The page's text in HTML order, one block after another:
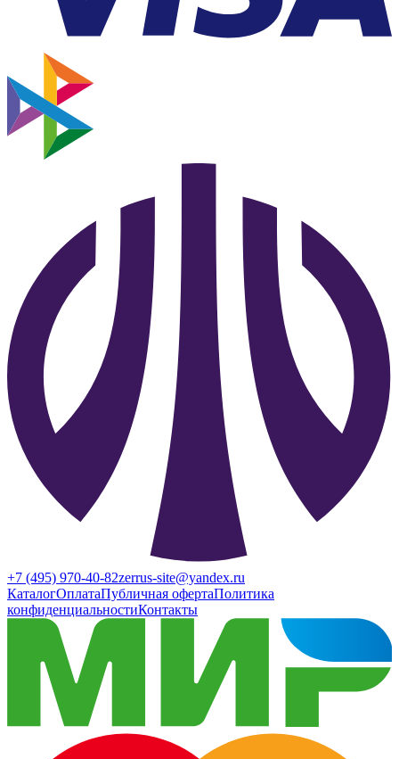
+7 (495) 970-40-82zerrus-site@yandex.ru
КаталогОплатаПубличная офертаПолитика
конфиденциальностиКонтакты